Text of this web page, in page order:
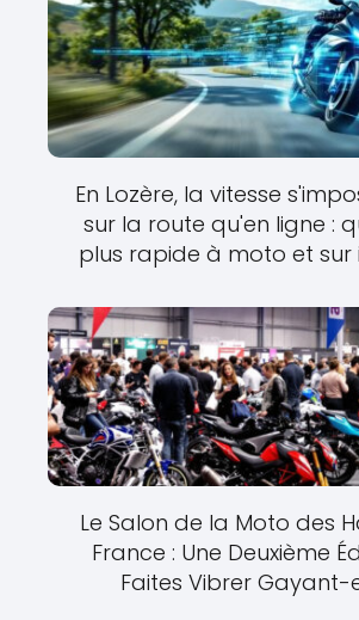
En Lozère, la vitesse
sur la route qu'en ligne :
plus rapide à moto et sur
Le Salon de la Moto des
France : Une Deuxième
Faites Vibrer Gayant-